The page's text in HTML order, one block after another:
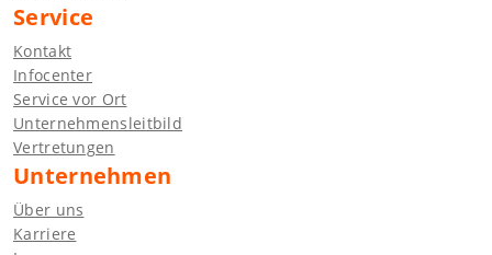
Service
Kontakt
Infocenter
Service vor Ort
Unternehmensleitbild
Vertretungen
Unternehmen
Über uns
Karriere